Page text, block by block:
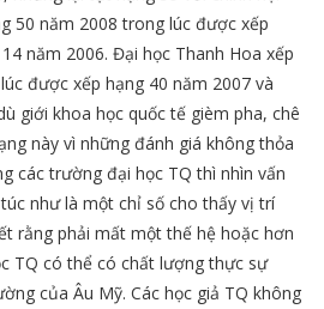
50 năm 2008 trong lúc được xếp
năm 2006. Đại học Thanh Hoa xếp
được xếp hạng 40 năm 2007 và
giới khoa học quốc tế gièm pha, chê
này vì những đánh giá không thỏa
các trường đại học TQ thì nhìn vấn
như là một chỉ số cho thấy vị trí
rằng phải mất một thế hệ hoặc hơn
TQ có thể có chất lượng thực sự
của Âu Mỹ. Các học giả TQ không